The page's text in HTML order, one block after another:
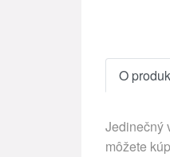
O
Jedinečný
môžete